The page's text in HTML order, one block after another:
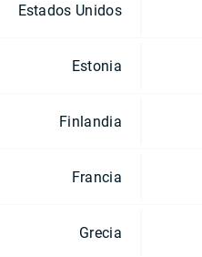
Estados Unidos
Estonia
Finlandia
Francia
Grecia